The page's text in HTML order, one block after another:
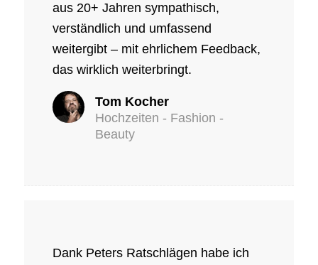
aus 20+ Jahren sympathisch,
verständlich und umfassend
weitergibt – mit ehrlichem Feedback,
das wirklich weiterbringt.
Tom Kocher
Hochzeiten - Fashion -
Beauty
Dank Peters Ratschlägen habe ich